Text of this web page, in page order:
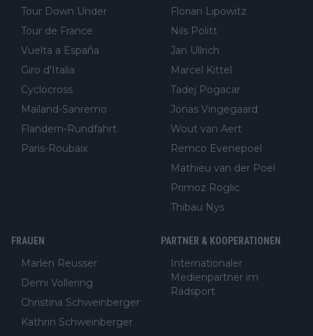
Tour Down Under
Tour de France
Vuelta a España
Giro d'Italia
Cyclocross
Mailand-Sanremo
Flandern-Rundfahrt
Paris-Roubaix
Florian Lipowitz
Nils Politt
Jan Ullrich
Marcel Kittel
Tadej Pogacar
Jonas Vingegaard
Wout van Aert
Remco Evenepoel
Mathieu van der Poel
Primoz Roglic
Thibau Nys
FRAUEN
Marlen Reusser
Demi Vollering
Christina Schweinberger
Kathrin Schweinberger
PARTNER & KOOPERATIONEN
Internationaler
Medienpartner im
Radsport